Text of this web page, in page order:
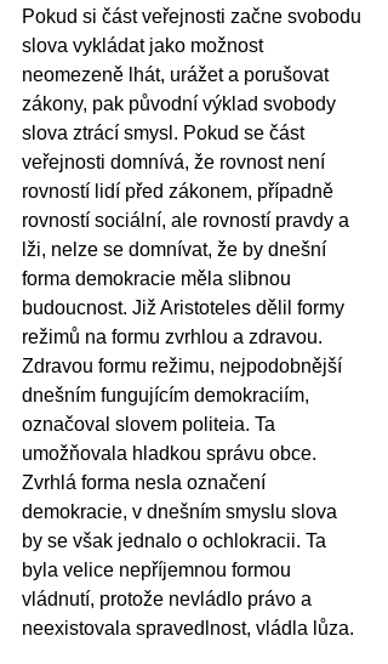
Pokud si část veřejnosti začne svobodu
slova vykládat jako možnost
neomezeně lhát, urážet a porušovat
zákony, pak původní výklad svobody
slova ztrácí smysl. Pokud se část
veřejnosti domnívá, že rovnost není
rovností lidí před zákonem, případně
rovností sociální, ale rovností pravdy a
lži, nelze se domnívat, že by dnešní
forma demokracie měla slibnou
budoucnost. Již Aristoteles dělil formy
režimů na formu zvrhlou a zdravou.
Zdravou formu režimu, nejpodobnější
dnešním fungujícím demokraciím,
označoval slovem politeia. Ta
umožňovala hladkou správu obce.
Zvrhlá forma nesla označení
demokracie, v dnešním smyslu slova
by se však jednalo o ochlokracii. Ta
byla velice nepříjemnou formou
vládnutí, protože nevládlo právo a
neexistovala spravedlnost, vládla lůza.